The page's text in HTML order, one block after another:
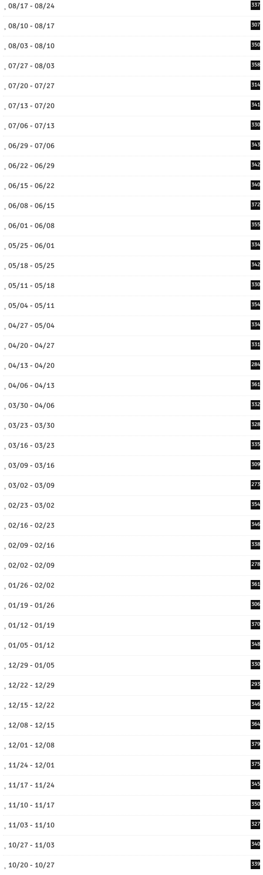
08/17 - 08/24 337
08/10 - 08/17 307
08/03 - 08/10 350
07/27 - 08/03 358
07/20 - 07/27 314
07/13 - 07/20 341
07/06 - 07/13 330
06/29 - 07/06 343
06/22 - 06/29 342
06/15 - 06/22 340
06/08 - 06/15 372
06/01 - 06/08 355
05/25 - 06/01 334
05/18 - 05/25 342
05/11 - 05/18 330
05/04 - 05/11 354
04/27 - 05/04 334
04/20 - 04/27 331
04/13 - 04/20 284
04/06 - 04/13 361
03/30 - 04/06 332
03/23 - 03/30 328
03/16 - 03/23 335
03/09 - 03/16 309
03/02 - 03/09 273
02/23 - 03/02 354
02/16 - 02/23 346
02/09 - 02/16 338
02/02 - 02/09 278
01/26 - 02/02 361
01/19 - 01/26 306
01/12 - 01/19 370
01/05 - 01/12 348
12/29 - 01/05 330
12/22 - 12/29 293
12/15 - 12/22 346
12/08 - 12/15 364
12/01 - 12/08 379
11/24 - 12/01 375
11/17 - 11/24 345
11/10 - 11/17 350
11/03 - 11/10 327
10/27 - 11/03 340
10/20 - 10/27 339